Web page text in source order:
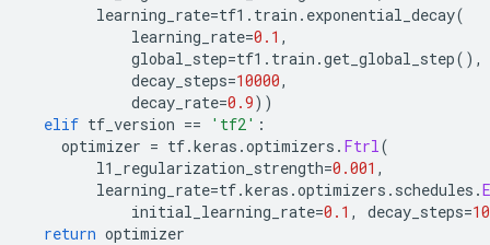
learning_rate=tf1 . train . exponential_decay(
learning_rate=0.1 ,
global_step=tf1 . train .get_global_step(),
decay_steps=10000,
decay_rate=0.9))
elif tf_version == 'tf2' :
optimizer = tf.keras .optimizers . Ftrl(
l1_regularization_strength=0.001 ,
learning_rate=tf.keras .optimizers . schedules .
initial_learning_rate=0.1 , decay_steps=
return optimizer